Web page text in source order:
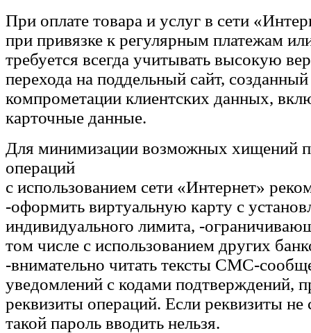
При оплате товара и услуг в сети
при привязке к регулярным платежам
требуется всегда учитывать высокую
перехода на поддельный сайт,
компрометации клиентских данных,
карточные данные.
Для минимизации возможных хищений
операций
с использованием сети «Интернет»
-оформить виртуальную карту с
индивидуального лимита, -
том числе с использованием других
-внимательно читать тексты СМС-
уведомлений с кодами подтверждений,
реквизиты операций. Если реквизиты не
такой пароль вводить нельзя.